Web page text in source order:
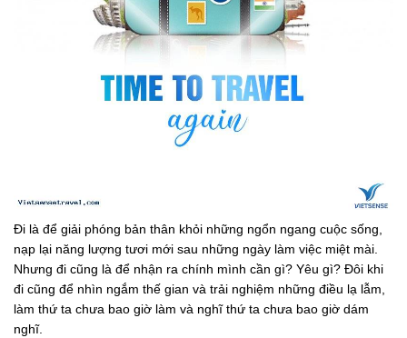
Đi là để giải phóng bản thân khỏi những ngổn ngang cuộc sống,
nạp lại năng lượng tươi mới sau những ngày làm việc miệt mài.
Nhưng đi cũng là để nhận ra chính mình cần gì? Yêu gì? Đôi khi
đi cũng để nhìn ngắm thế gian và trải nghiệm những điều lạ lẫm,
làm thứ ta chưa bao giờ làm và nghĩ thứ ta chưa bao giờ dám
nghĩ.